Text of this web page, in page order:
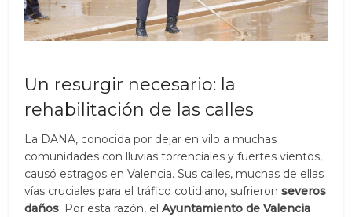
Un resurgir necesario: la
rehabilitación de las calles
La DANA, conocida por dejar en vilo a muchas
comunidades con lluvias torrenciales y fuertes vientos,
causó estragos en Valencia. Sus calles, muchas de ellas
vías cruciales para el tráfico cotidiano, sufrieronseveros
daños. Por esta razón, elAyuntamiento de Valencia